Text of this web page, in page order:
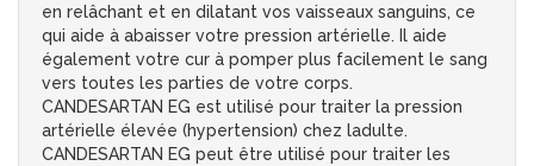
en relâchant et en dilatant vos vaisseaux sanguins, ce
qui aide à abaisser votre pression artérielle. Il aide
également votre cur à pomper plus facilement le sang
vers toutes les parties de votre corps.
CANDESARTAN EG est utilisé pour traiter la pression
artérielle élevée (hypertension) chez ladulte.
CANDESARTAN EG peut être utilisé pour traiter les